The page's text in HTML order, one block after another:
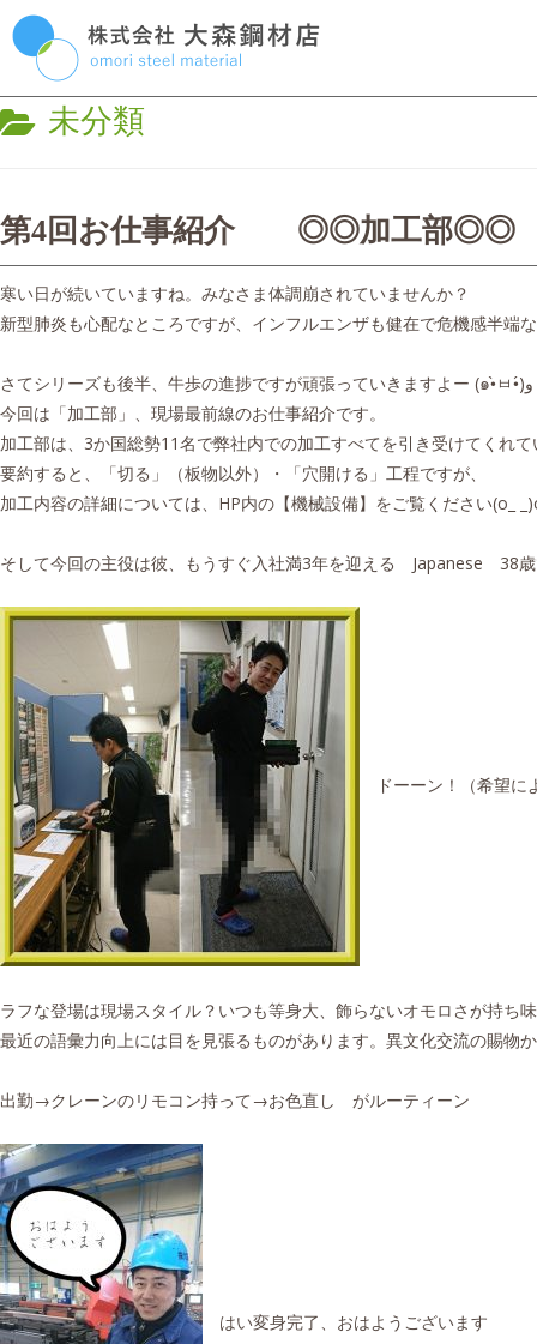
Skip
to
content
CATEGORY:
未分類
第4回お仕事紹介 ◎◎加工部◎◎
寒い日が続いていますね。みなさま体調崩されていませんか？
新型肺炎も心配なところですが、インフルエンザも健在で危機感半端
さてシリーズも後半、牛歩の進捗ですが頑張っていきますよー (๑•̀ㅂ•́)و
今回は「加工部」、現場最前線のお仕事紹介です。
加工部は、3か国総勢11名で弊社内での加工すべてを引き受けてくれ
要約すると、「切る」（板物以外）・「穴開ける」工程ですが、
加工内容の詳細については、HP内の【機械設備】をご覧ください(o_
そして今回の主役は彼、もうすぐ入社満3年を迎える Japanese 38
ドーーン！（希望に
ラフな登場は現場スタイル？いつも等身大、飾らないオモロさが持ち
最近の語彙力向上には目を見張るものがあります。異文化交流の賜物
出勤→クレーンのリモコン持って→お色直し がルーティーン
はい変身完了、おはようございます